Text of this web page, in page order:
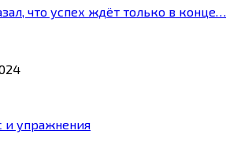
что успех ждёт только в конце…
и упражнения